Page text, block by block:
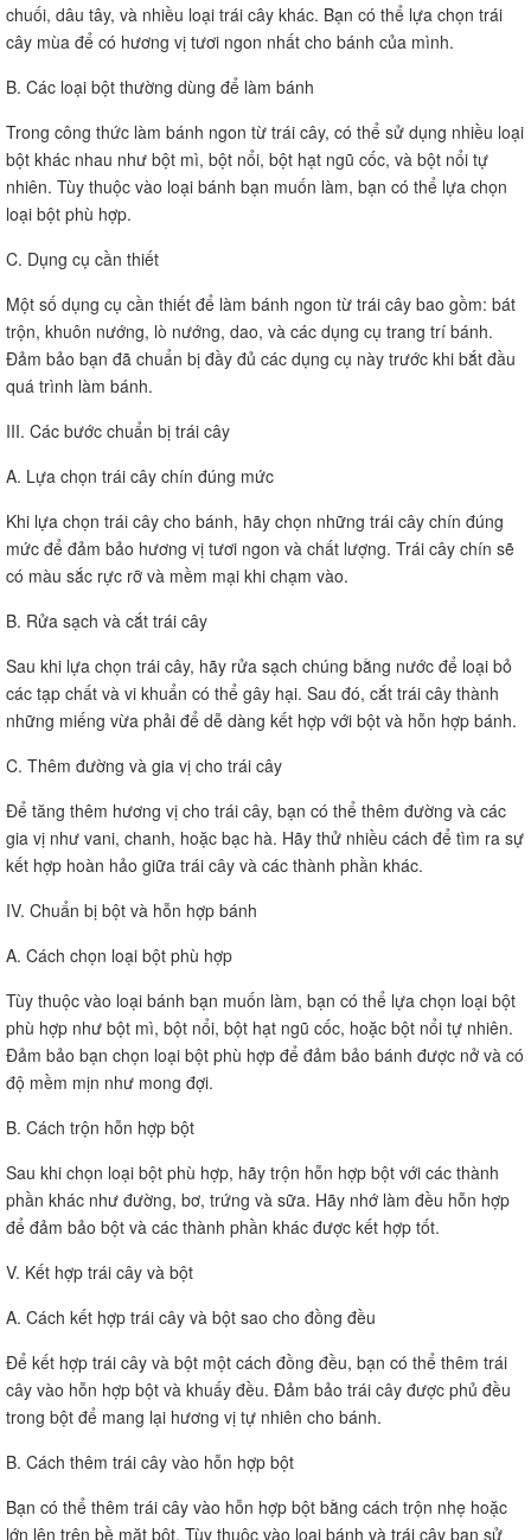
chuối, dâu tây, và nhiều loại trái cây khác. Bạn có thể lựa chọn trái
cây mùa để có hương vị tươi ngon nhất cho bánh của mình.
B. Các loại bột thường dùng để làm bánh
Trong công thức làm bánh ngon từ trái cây, có thể sử dụng nhiều loại
bột khác nhau như bột mì, bột nổi, bột hạt ngũ cốc, và bột nổi tự
nhiên. Tùy thuộc vào loại bánh bạn muốn làm, bạn có thể lựa chọn
loại bột phù hợp.
C. Dụng cụ cần thiết
Một số dụng cụ cần thiết để làm bánh ngon từ trái cây bao gồm: bát
trộn, khuôn nướng, lò nướng, dao, và các dụng cụ trang trí bánh.
Đảm bảo bạn đã chuẩn bị đầy đủ các dụng cụ này trước khi bắt đầu
quá trình làm bánh.
III. Các bước chuẩn bị trái cây
A. Lựa chọn trái cây chín đúng mức
Khi lựa chọn trái cây cho bánh, hãy chọn những trái cây chín đúng
mức để đảm bảo hương vị tươi ngon và chất lượng. Trái cây chín sẽ
có màu sắc rực rỡ và mềm mại khi chạm vào.
B. Rửa sạch và cắt trái cây
Sau khi lựa chọn trái cây, hãy rửa sạch chúng bằng nước để loại bỏ
các tạp chất và vi khuẩn có thể gây hại. Sau đó, cắt trái cây thành
những miếng vừa phải để dễ dàng kết hợp với bột và hỗn hợp bánh.
C. Thêm đường và gia vị cho trái cây
Để tăng thêm hương vị cho trái cây, bạn có thể thêm đường và các
gia vị như vani, chanh, hoặc bạc hà. Hãy thử nhiều cách để tìm ra sự
kết hợp hoàn hảo giữa trái cây và các thành phần khác.
IV. Chuẩn bị bột và hỗn hợp bánh
A. Cách chọn loại bột phù hợp
Tùy thuộc vào loại bánh bạn muốn làm, bạn có thể lựa chọn loại bột
phù hợp như bột mì, bột nổi, bột hạt ngũ cốc, hoặc bột nổi tự nhiên.
Đảm bảo bạn chọn loại bột phù hợp để đảm bảo bánh được nở và có
độ mềm mịn như mong đợi.
B. Cách trộn hỗn hợp bột
Sau khi chọn loại bột phù hợp, hãy trộn hỗn hợp bột với các thành
phần khác như đường, bơ, trứng và sữa. Hãy nhớ làm đều hỗn hợp
để đảm bảo bột và các thành phần khác được kết hợp tốt.
V. Kết hợp trái cây và bột
A. Cách kết hợp trái cây và bột sao cho đồng đều
Để kết hợp trái cây và bột một cách đồng đều, bạn có thể thêm trái
cây vào hỗn hợp bột và khuấy đều. Đảm bảo trái cây được phủ đều
trong bột để mang lại hương vị tự nhiên cho bánh.
B. Cách thêm trái cây vào hỗn hợp bột
Bạn có thể thêm trái cây vào hỗn hợp bột bằng cách trộn nhẹ hoặc
lớn lên trên bề mặt bột. Tùy thuộc vào loại bánh và trái cây bạn sử